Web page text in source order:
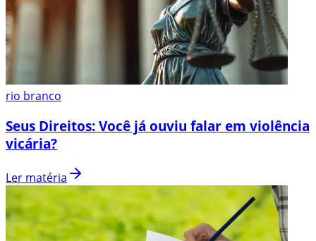
rio branco
Seus Direitos: Você já ouviu falar em violência
vicária?
Ler matéria